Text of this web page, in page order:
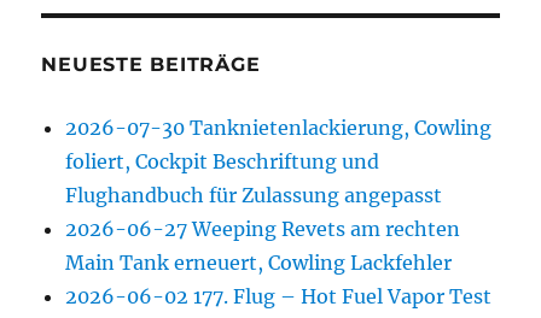
NEUESTE BEITRÄGE
2026-07-30 Tanknietenlackierung, Cowling
foliert, Cockpit Beschriftung und
Flughandbuch für Zulassung angepasst
2026-06-27 Weeping Revets am rechten
Main Tank erneuert, Cowling Lackfehler
2026-06-02 177. Flug – Hot Fuel Vapor Test